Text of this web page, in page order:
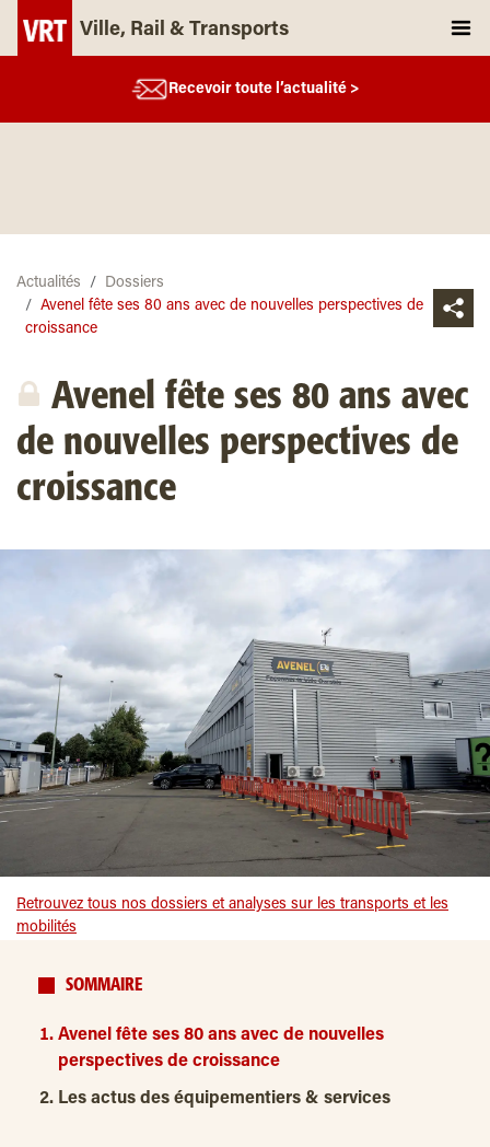
Ville, Rail & Transports
Recevoir toute l’actualité >
Actualités
Dossiers
Avenel fête ses 80 ans avec de nouvelles perspectives de
croissance
Avenel fête ses 80 ans avec
de nouvelles perspectives de
croissance
Retrouvez tous nos dossiers et analyses sur les transports et les
mobilités
SOMMAIRE
Avenel fête ses 80 ans avec de nouvelles
perspectives de croissance
Les actus des équipementiers & services